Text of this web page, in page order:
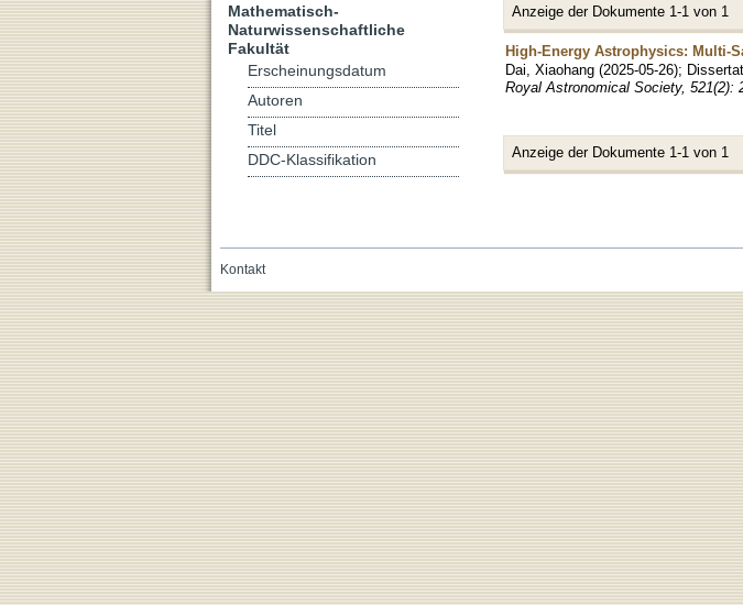
Anzeige der Dokumente 1-1 von 1
High-Energy Astrophysics: Multi-
Dai, Xiaohang (2025-05-26);
Royal Astronomical Society, 521(2):
Anzeige der Dokumente 1-1 von 1
Mathematisch-
Naturwissenschaftliche
Fakultät
Erscheinungsdatum
Autoren
Titel
DDC-Klassifikation
Kontakt